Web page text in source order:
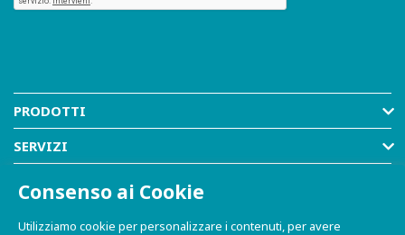
PRODOTTI
SERVIZI
RISORSE
Consenso ai Cookie
Utilizziamo cookie per personalizzare i contenuti, per avere